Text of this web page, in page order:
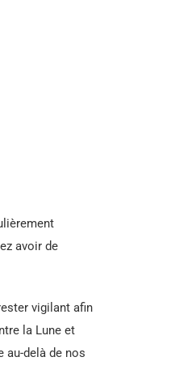
avoir de
vigilant afin
la Lune et
au-delà de nos